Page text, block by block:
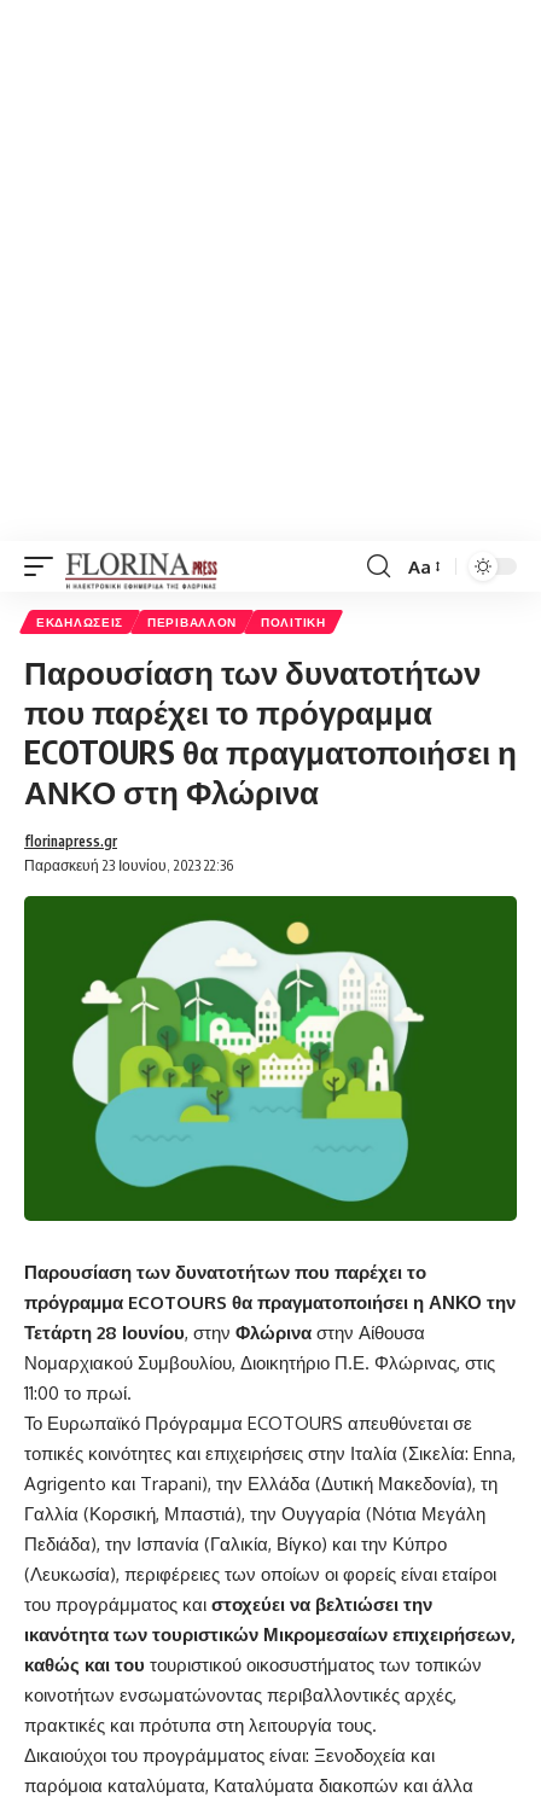
Font
Aa
ΕΚΔΗΛΏΣΕΙΣ ΠΕΡΙΒΆΛΛΟΝ ΠΟΛΙΤΙΚΉ
Παρουσίαση των δυνατοτήτων
που παρέχει το πρόγραμμα
ECOTOURS θα πραγματοποιήσει η
ΑΝΚΟ στη Φλώρινα
Παρασκευή 23 Ιουνίου, 2023 22:36
florinapress.gr
Παρουσίαση των δυνατοτήτων που παρέχει το
πρόγραμμα ECOTOURS θα πραγματοποιήσει η ΑΝΚΟ την
Τετάρτη 28 Ιουνίου, στην Φλώρινα στην Αίθουσα
Νομαρχιακού Συμβουλίου, Διοικητήριο Π.Ε. Φλώρινας, στις
11:00 το πρωί.
Το Ευρωπαϊκό Πρόγραμμα ECOTOURS απευθύνεται σε
τοπικές κοινότητες και επιχειρήσεις στην Ιταλία (Σικελία: Enna,
Agrigento και Trapani), την Ελλάδα (Δυτική Μακεδονία), τη
Γαλλία (Κορσική, Μπαστιά), την Ουγγαρία (Νότια Μεγάλη
Πεδιάδα), την Ισπανία (Γαλικία, Βίγκο) και την Κύπρο
(Λευκωσία), περιφέρειες των οποίων οι φορείς είναι εταίροι
του προγράμματος και στοχεύει να βελτιώσει την
ικανότητα των τουριστικών Μικρομεσαίων επιχειρήσεων,
καθώς και του τουριστικού οικοσυστήματος των τοπικών
κοινοτήτων ενσωματώνοντας περιβαλλοντικές αρχές,
πρακτικές και πρότυπα στη λειτουργία τους.
Δικαιούχοι του προγράμματος είναι: Ξενοδοχεία και
παρόμοια καταλύματα, Καταλύματα διακοπών και άλλα